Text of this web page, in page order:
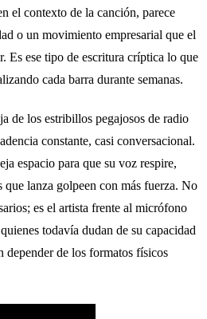
el contexto de la canción, parece
o un movimiento empresarial que el
Es ese tipo de escritura críptica lo que
cada barra durante semanas.
de los estribillos pegajosos de radio
constante, casi conversacional.
espacio para que su voz respire,
que lanza golpeen con más fuerza. No
es el artista frente al micrófono
todavía dudan de su capacidad
depender de los formatos físicos